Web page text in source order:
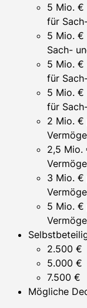
5 Mio. €
für
5 Mio. €
Sach-
5 Mio. €
für
5 Mio. €
für
2 Mio. €
2,5 Mio.
3 Mio. €
5 Mio. €
2.500 €
5.000 €
7.500 €
Mögliche